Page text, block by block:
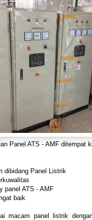
Panel ATS - AMF ditempat
dibidang Panel Listrik
panel ATS - AMF
baik
macam panel listrik